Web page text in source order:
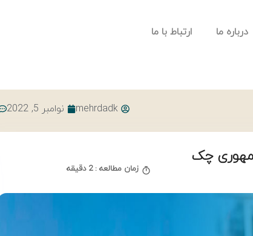
درباره ما ارتباط با ما
mehrdadk نوامبر 5, 2022
زمان مطالعه : 2 دقیقه